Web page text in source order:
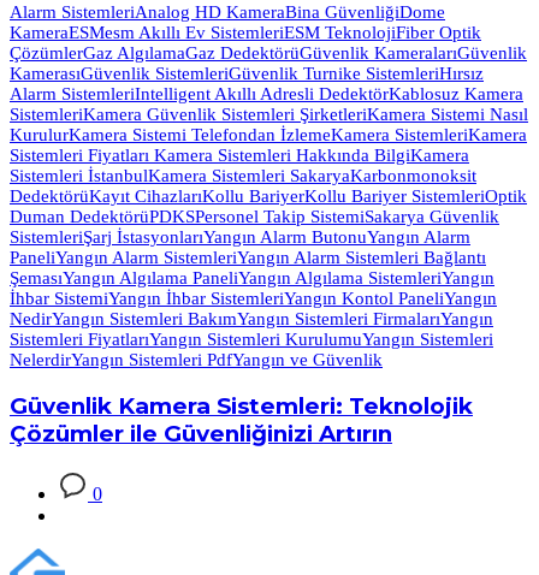
Alarm SistemleriAnalog HD KameraBina GüvenliğiDome
KameraESMesm Akıllı Ev SistemleriESM TeknolojiFiber Optik
ÇözümlerGaz AlgılamaGaz DedektörüGüvenlik KameralarıGüvenlik
KamerasıGüvenlik SistemleriGüvenlik Turnike SistemleriHırsız
Alarm SistemleriIntelligent Akıllı Adresli DedektörKablosuz Kamera
SistemleriKamera Güvenlik Sistemleri ŞirketleriKamera Sistemi Nasıl
KurulurKamera Sistemi Telefondan İzlemeKamera SistemleriKamera
Sistemleri Fiyatları Kamera Sistemleri Hakkında BilgiKamera
Sistemleri İstanbulKamera Sistemleri SakaryaKarbonmonoksit
DedektörüKayıt CihazlarıKollu BariyerKollu Bariyer SistemleriOptik
Duman DedektörüPDKSPersonel Takip SistemiSakarya Güvenlik
SistemleriŞarj İstasyonlarıYangın Alarm ButonuYangın Alarm
PaneliYangın Alarm SistemleriYangın Alarm Sistemleri Bağlantı
ŞemasıYangın Algılama PaneliYangın Algılama SistemleriYangın
İhbar SistemiYangın İhbar SistemleriYangın Kontol PaneliYangın
NedirYangın Sistemleri BakımYangın Sistemleri FirmalarıYangın
Sistemleri FiyatlarıYangın Sistemleri KurulumuYangın Sistemleri
NelerdirYangın Sistemleri PdfYangın ve Güvenlik
Güvenlik Kamera Sistemleri: Teknolojik
Çözümler ile Güvenliğinizi Artırın
0